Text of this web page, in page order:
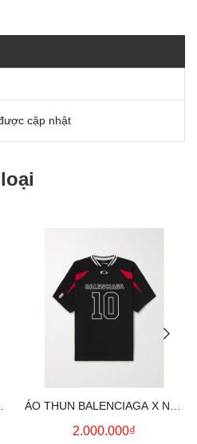
cập nhật
ÁO THUN BALENCIAGA X NBA
LOGO COTTON JERSEY T-
2.000.000₫